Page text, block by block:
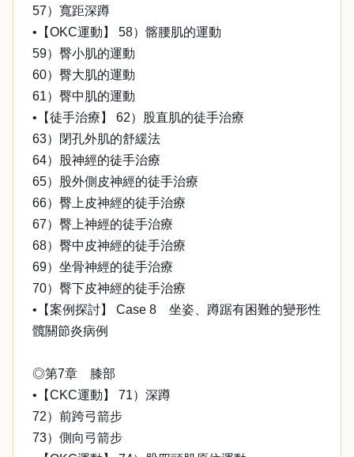
57）寬距深蹲
•【OKC運動】 58）髂腰肌的運動
59）臀小肌的運動
60）臀大肌的運動
61）臀中肌的運動
•【徒手治療】 62）股直肌的徒手治療
63）閉孔外肌的舒緩法
64）股神經的徒手治療
65）股外側皮神經的徒手治療
66）臀上皮神經的徒手治療
67）臀上神經的徒手治療
68）臀中皮神經的徒手治療
69）坐骨神經的徒手治療
70）臀下皮神經的徒手治療
•【案例探討】 Case 8 坐姿、蹲踞有困難的變形性
髖關節炎病例
◎第7章 膝部
•【CKC運動】 71）深蹲
72）前跨弓箭步
73）側向弓箭步